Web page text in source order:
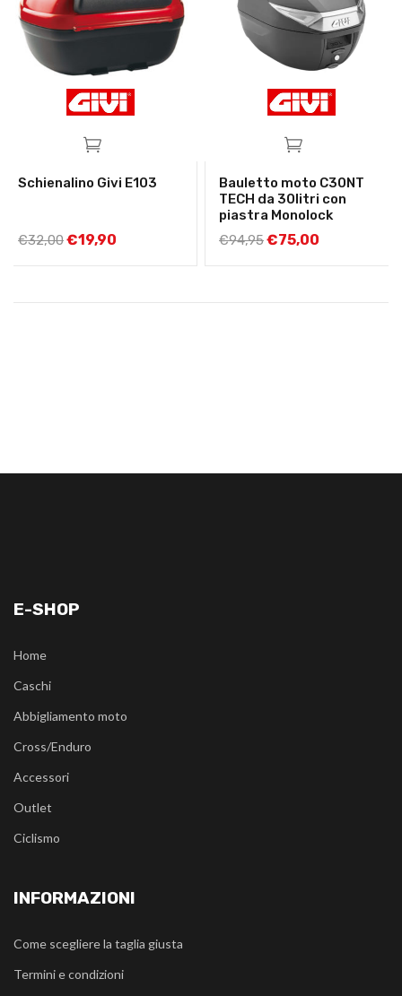
Schienalino Givi E103
€32,00€19,90
Bauletto moto C30NT
TECH da 30litri con
piastra Monolock
€94,95€75,00
E-SHOP
Home
Caschi
Abbigliamento moto
Cross/Enduro
Accessori
Outlet
Ciclismo
INFORMAZIONI
Come scegliere la taglia giusta
Termini e condizioni